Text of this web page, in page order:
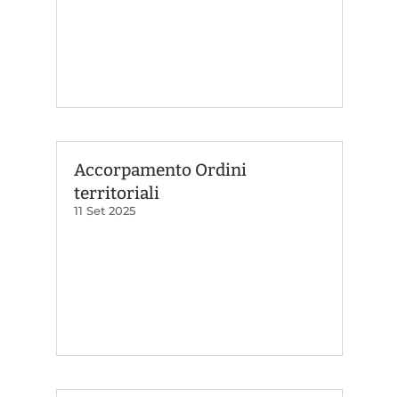
Accorpamento Ordini
territoriali
11 Set 2025